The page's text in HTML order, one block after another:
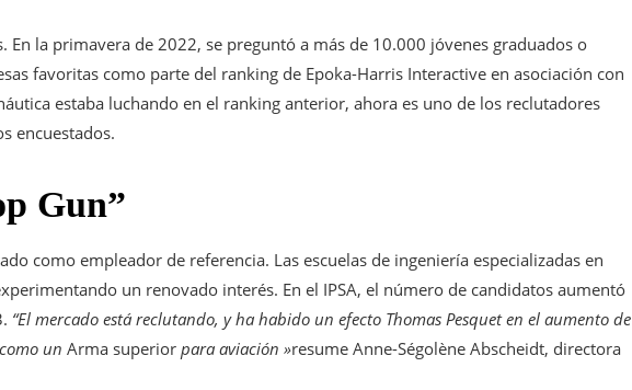
En la primavera de 2022, se preguntó a más de 10.000 jóvenes graduados o
favoritas como parte del ranking de Epoka-Harris Interactive en asociación con
estaba luchando en el ranking anterior, ahora es uno de los reclutadores
encuestados.
Gun”
como empleador de referencia. Las escuelas de ingeniería especializadas en
un renovado interés. En el IPSA, el número de candidatos aumentó
“El mercado está reclutando, y ha habido un efecto Thomas Pesquet en el aumento de
un Arma superior para aviación »resume Anne-Ségolène Abscheidt, directora